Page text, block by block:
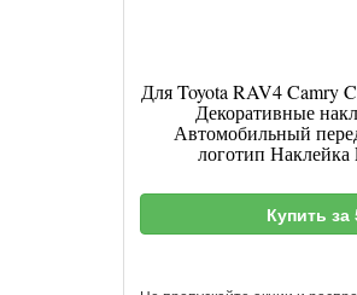
Для Toyota RAV4 Camry
Декоративные
Автомобильный
логотип Наклейка
Купить за